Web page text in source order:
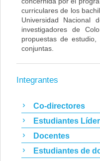
curriculares de los
Universidad Nacional
investigadores de
propuestas de
conjuntas.
Integrantes
Co-directores
Estudiantes
Docentes
Estudiantes de